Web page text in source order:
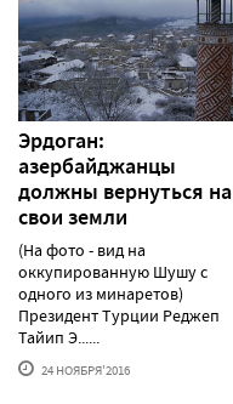
Эрдоган:
азербайджанцы
должны вернуться на
свои земли
(На фото - вид на
оккупированную Шушу с
одного из минаретов)
Президент Турции Реджеп
Тайип Э......
24 НОЯБРЯ'2016